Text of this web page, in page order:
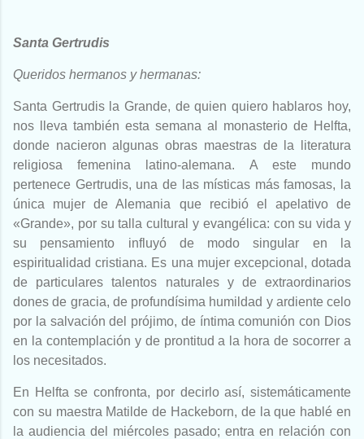
Santa Gertrudis
Queridos hermanos y hermanas:
Santa Gertrudis la Grande, de quien quiero hablaros hoy,
nos lleva también esta semana al monasterio de Helfta,
donde nacieron algunas obras maestras de la literatura
religiosa femenina latino-alemana. A este mundo
pertenece Gertrudis, una de las místicas más famosas, la
única mujer de Alemania que recibió el apelativo de
«Grande», por su talla cultural y evangélica: con su vida y
su pensamiento influyó de modo singular en la
espiritualidad cristiana. Es una mujer excepcional, dotada
de particulares talentos naturales y de extraordinarios
dones de gracia, de profundísima humildad y ardiente celo
por la salvación del prójimo, de íntima comunión con Dios
en la contemplación y de prontitud a la hora de socorrer a
los necesitados.
En Helfta se confronta, por decirlo así, sistemáticamente
con su maestra Matilde de Hackeborn, de la que hablé en
la audiencia del miércoles pasado; entra en relación con